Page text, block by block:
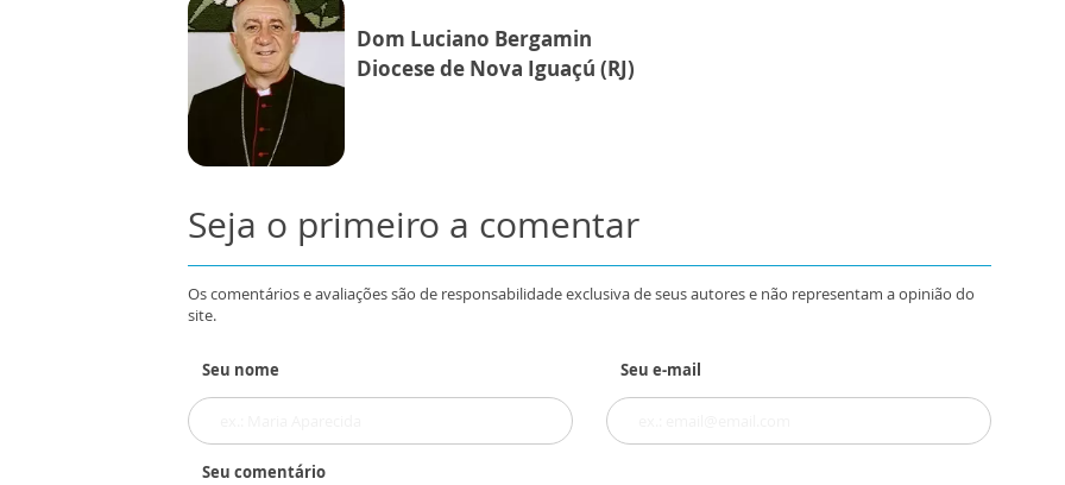
Dom Luciano Bergamin
Diocese de Nova Iguaçú (RJ)
Seja o primeiro a comentar
Os comentários e avaliações são de responsabilidade exclusiva de seus autores e não representam a opinião do
site.
Seu nome Seu e-mail
Seu comentário